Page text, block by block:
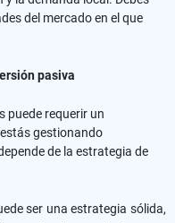
del mercado en el que
pasiva
puede requerir un
gestionando
de la estrategia de
ser una estrategia sólida,